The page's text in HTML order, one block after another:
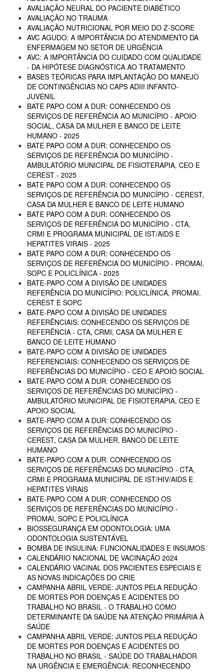
AVALIAÇÃO NEURAL DO PACIENTE DIABÉTICO
AVALIAÇÃO NO TRAUMA
AVALIAÇÃO NUTRICIONAL POR MEIO DO Z-SCORE
AVC AGUDO: A IMPORTÂNCIA DO ATENDIMENTO DA
ENFERMAGEM NO SETOR DE URGÊNCIA
AVC: A IMPORTÂNCIA DO CUIDADO COM QUALIDADE
- DA HIPÓTESE DIAGNÓSTICA AO TRATAMENTO
BASES TEÓRICAS PARA IMPLANTAÇÃO DO MANEJO
DE CONTINGÊNCIAS NO CAPS ADIII INFANTO-
JUVENIL
BATE PAPO COM A DUR: CONHECENDO OS
SERVIÇOS DE REFERÊNCIA AO MUNICÍPIO - APOIO
SOCIAL, CASA DA MULHER E BANCO DE LEITE
HUMANO - 2025
BATE PAPO COM A DUR: CONHECENDO OS
SERVIÇOS DE REFERÊNCIA DO MUNICÍPIO -
AMBULATÓRIO MUNICIPAL DE FISIOTERAPIA, CEO E
CEREST - 2025
BATE PAPO COM A DUR: CONHECENDO OS
SERVIÇOS DE REFERÊNCIA DO MUNICÍPIO - CEREST,
CASA DA MULHER E BANCO DE LEITE HUMANO
BATE PAPO COM A DUR: CONHECENDO OS
SERVIÇOS DE REFERÊNCIA DO MUNICÍPIO - CTA,
CRMI E PROGRAMA MUNICIPAL DE IST/AIDS E
HEPATITES VIRAIS - 2025
BATE PAPO COM A DUR: CONHECENDO OS
SERVIÇOS DE REFERÊNCIA DO MUNICÍPIO - PROMAI,
SOPC E POLICLÍNICA - 2025
BATE-PAPO COM A DIVISÃO DE UNIDADES
REFERÊNCIA DO MUNICÍPIO: POLICLÍNICA, PROMAI,
CEREST E SOPC
BATE-PAPO COM A DIVISÃO DE UNIDADES
REFERÊNCIAIS: CONHECENDO OS SERVIÇOS DE
REFERÊNCIA - CTA, CRMI, CASA DA MULHER E
BANCO DE LEITE HUMANO
BATE-PAPO COM A DIVISÃO DE UNIDADES
REFERENCIAIS: CONHECENDO OS SERVIÇOS DE
REFERÊNCIAS DO MUNICÍPIO - CEO E APOIO SOCIAL
BATE-PAPO COM A DUR: CONHECENDO OS
SERVIÇOS DE REFERÊNCIAS DO MUNICÍPIO -
AMBULATÓRIO MUNICIPAL DE FISIOTERAPIA, CEO E
APOIO SOCIAL
BATE-PAPO COM A DUR: CONHECENDO OS
SERVIÇOS DE REFERÊNCIAS DO MUNICÍPIO -
CEREST, CASA DA MULHER, BANCO DE LEITE
HUMANO
BATE-PAPO COM A DUR: CONHECENDO OS
SERVIÇOS DE REFERÊNCIAS DO MUNICÍPIO - CTA,
CRMI E PROGRAMA MUNICIPAL DE IST/HIV/AIDS E
HEPATITES VIRAIS
BATE-PAPO COM A DUR: CONHECENDO OS
SERVIÇOS DE REFERÊNCIAS DO MUNICÍPIO -
PROMAI, SOPC E POLICLÍNICA
BIOSSEGURANÇA EM ODONTOLOGIA: UMA
ODONTOLOGIA SUSTENTÁVEL
BOMBA DE INSULINA: FUNCIONALIDADES E INSUMOS
CALENDÁRIO NACIONAL DE VACINAÇÃO 2024
CALENDÁRIO VACINAL DOS PACIENTES ESPECIAIS E
AS NOVAS INDICAÇÕES DO CRIE
CAMPANHA ABRIL VERDE: JUNTOS PELA REDUÇÃO
DE MORTES POR DOENÇAS E ACIDENTES DO
TRABALHO NO BRASIL - O TRABALHO COMO
DETERMINANTE DA SAÚDE NA ATENÇÃO PRIMÁRIA À
SAÚDE
CAMPANHA ABRIL VERDE: JUNTOS PELA REDUÇÃO
DE MORTES POR DOENÇAS E ACIDENTES DO
TRABALHO NO BRASIL - SAÚDE DO TRABALHADOR
NA URGÊNCIA E EMERGÊNCIA: RECONHECENDO